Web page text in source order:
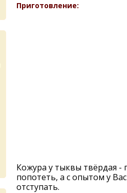
Приготовление:
Кожура у тыквы твёрдая -
попотеть, а с опытом у
отступать.